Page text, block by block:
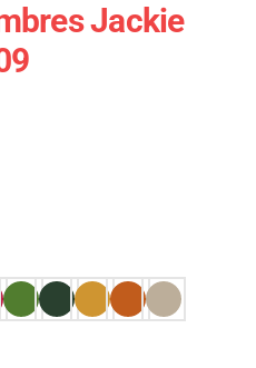
Jackie